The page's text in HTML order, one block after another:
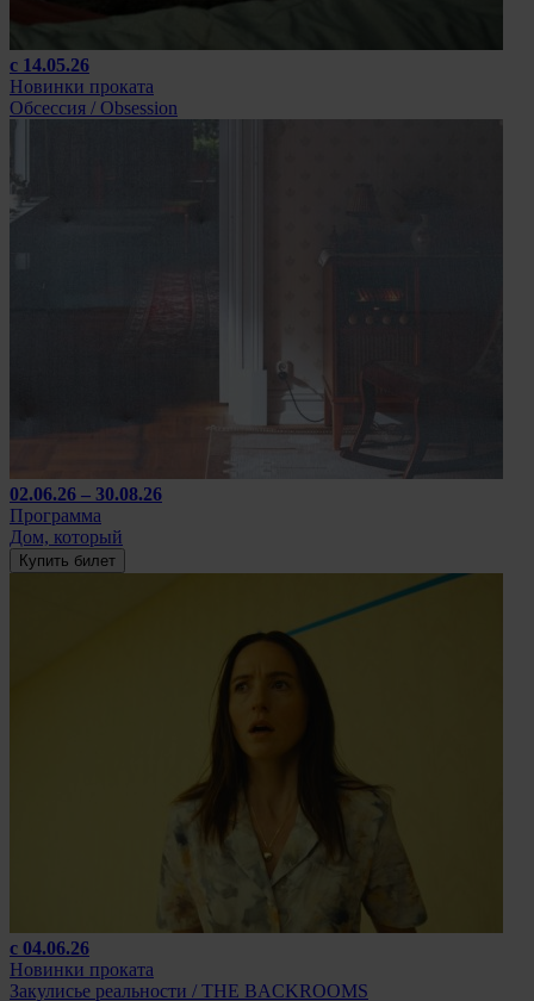
с 14.05.26
Новинки проката
Обсессия / Obsession
02.06.26 – 30.08.26
Программа
Дом, который
Купить билет
с 04.06.26
Новинки проката
Закулисье реальности / THE BACKROOMS